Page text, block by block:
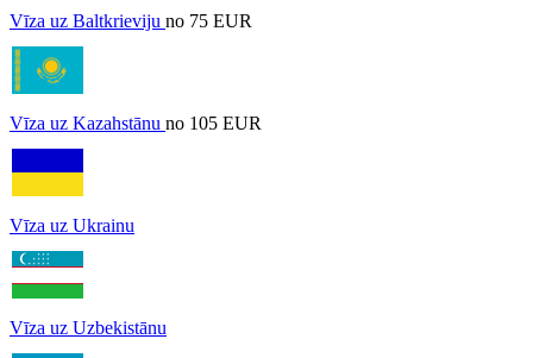
Vīza uz Baltkrieviju no 75 EUR
Vīza uz Kazahstānu no 105 EUR
Vīza uz Ukrainu
Vīza uz Uzbekistānu